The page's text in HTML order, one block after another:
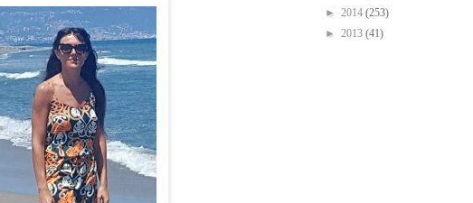
► 2014 (253)
► 2013 (41)